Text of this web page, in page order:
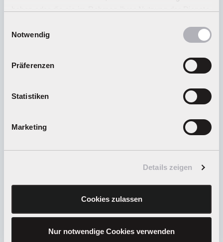
Notwendig
Präferenzen
Statistiken
Marketing
Details zeigen
Cookies zulassen
Nur notwendige Cookies verwenden
Ausbausets für mein Carrera Produkt?
Wie gelange ich zum Carrera Club?